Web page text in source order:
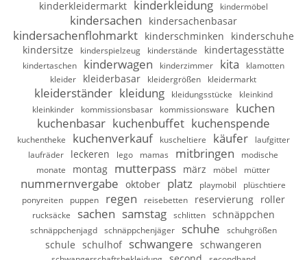
kinderkleidermarkt kinderkleidung kindermöbel
kindersachen kindersachenbasar
kindersachenflohmarkt kinderschminken
kinderschuhe
kindersitze
kinderspielzeug kinderstände kindertagesstätte
kindertaschen kinderwagen kinderzimmer kita
klamotten
kleider
kleiderbasar kleidergrößen kleidermarkt
kleiderständer kleidung kleidungsstücke
kleinkind
kleinkinder
kommissionsbasar kommissionsware
kuchen
kuchenbasar kuchenbuffet kuchenspende
kuchentheke kuchenverkauf kuscheltiere käufer
laufgitter
laufräder
leckeren lego mamas mitbringen
modische
monate
montag mutterpass märz möbel mütter
nummernvergabe oktober platz playmobil
plüschtiere
ponyreiten
puppen regen reisebetten reservierung roller
rucksäcke sachen samstag schlitten schnäppchen
schnäppchenjagd schnäppchenjäger schuhe schuhgrößen
schule schulhof schwangere schwangeren